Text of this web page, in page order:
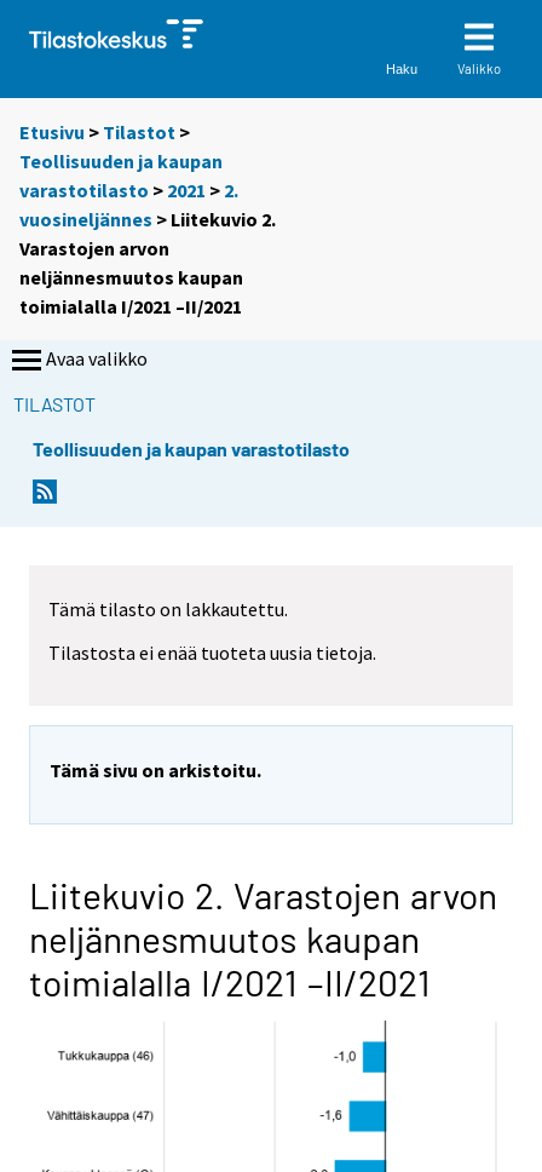
Haku Valikko
Etusivu > Tilastot >
Teollisuuden ja kaupan
varastotilasto > 2021 > 2.
vuosineljännes > Liitekuvio 2.
Varastojen arvon
neljännesmuutos kaupan
toimialalla I/2021 –II/2021
Avaa valikko
TILASTOT
Teollisuuden ja kaupan varastotilasto
Tämä tilasto on lakkautettu.
Tilastosta ei enää tuoteta uusia tietoja.
Tämä sivu on arkistoitu.
Liitekuvio 2. Varastojen arvon
neljännesmuutos kaupan
toimialalla I/2021 –II/2021